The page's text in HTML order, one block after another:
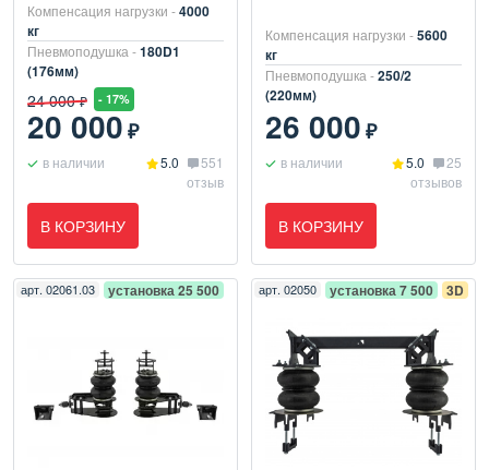
Компенсация нагрузки -4000
кг
Пневмоподушка -180D1
(176мм)
24 000 ₽ - 17%
20 000₽
в наличии 5.0
551
отзыв
В КОРЗИНУ
Компенсация нагрузки -5600
кг
Пневмоподушка -250/2
(220мм)
26 000₽
в наличии 5.0
25
отзывов
В КОРЗИНУ
арт. 02061.03 установка 25 500 арт. 02050 установка 7 500 3D